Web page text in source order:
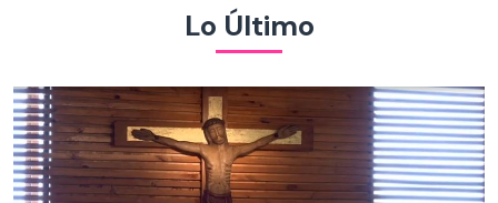
Lo Último